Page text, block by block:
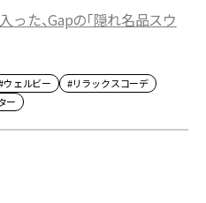
た、Gapの「隠れ名品スウ
ウェルビー
#リラックスコーデ
ー